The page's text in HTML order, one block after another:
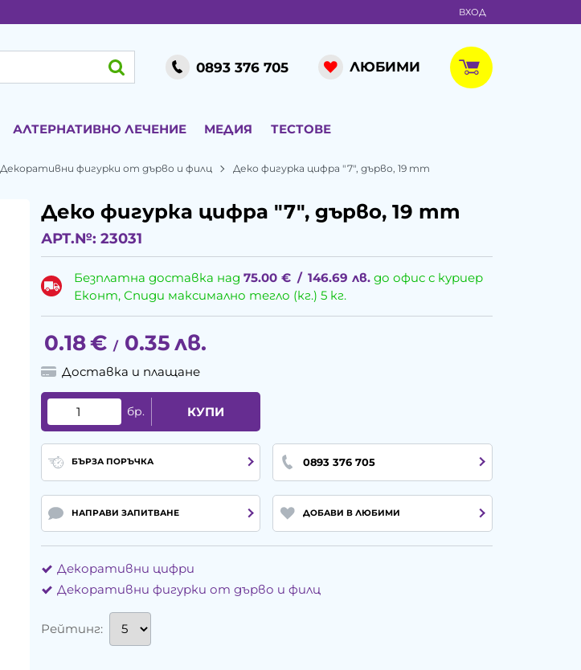
ВХОД
0893 376 705 ЛЮБИМИ
АЛТЕРНАТИВНО ЛЕЧЕНИЕ МЕДИЯ ТЕСТОВЕ
Декоративни фигурки от дърво и филц Деко фигурка цифра "7", дърво, 19 mm
Деко фигурка цифра "7", дърво, 19 mm
АРТ.№: 23031
Безплатна доставка над75.00 € / 146.69 лв. до офис с куриер
Еконт, Спиди максимално тегло (кг.) 5 кг.
0.18€ / 0.35лв.
Доставка и плащане
бр. КУПИ
БЪРЗА ПОРЪЧКА 0893 376 705
НАПРАВИ ЗАПИТВАНЕ ДОБАВИ В ЛЮБИМИ
Декоративни цифри
Декоративни фигурки от дърво и филц
Рейтинг: